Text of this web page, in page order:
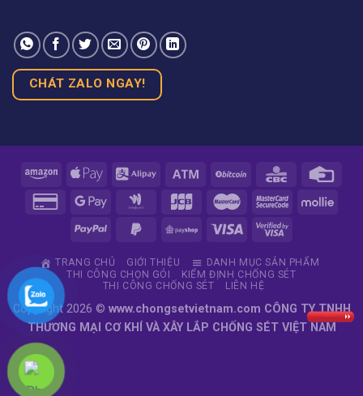
CHÁT ZALO NGAY!
TRANG CHỦ GIỚI THIỆU
DANH MỤC SẢN PHẨM
THI CÔNG CHỌN GÓI
KIỂM ĐỊNH CHỐNG SÉT
THI CÔNG CHỐNG SÉT
LIÊN HỆ
Copyright 2026 © www.chongsetvietnam.com CÔNG TY TNHH
THƯƠNG MẠI CƠ KHÍ VÀ XÂY LẮP CHỐNG SÉT VIỆT NAM